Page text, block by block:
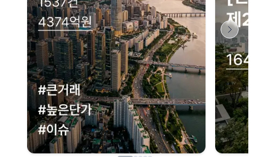
네이버 지도 연결 안내
현재 네이버 지도 연결이 원활하지 않아 지도를 불러올 수 없습니다.
이용에 불편을 드려 죄송합니다.
다시 시도